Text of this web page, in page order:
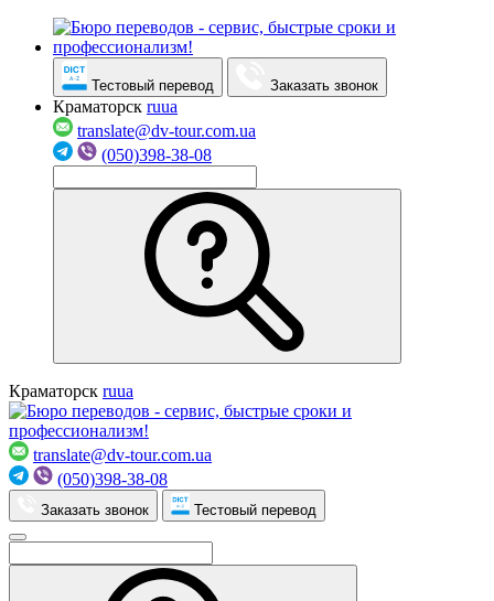
Тестовый перевод Заказать звонок
Краматорск ruua
translate@dv-tour.com.ua
(050)398-38-08
Краматорск ruua
translate@dv-tour.com.ua
(050)398-38-08
Заказать звонок Тестовый перевод